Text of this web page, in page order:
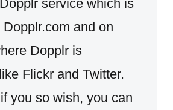
service which is
and on
Dopplr is
Flickr and Twitter.
you so wish, you can